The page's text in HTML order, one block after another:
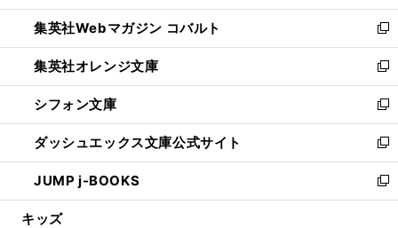
開
く
ウ
で
開
く
ン
ド
ウ
で
開
く
ウ
ィ
ン
ド
ウ
で
開
く
集英社Webマガジン コバルト
新
し
い
ウ
ィ
ン
ド
ウ
で
開
集英社オレンジ文庫
新
し
い
ウ
ィ
ン
ド
ウ
シフォン文庫
新
し
い
ウ
ィ
ン
ダッシュエックス文庫公式サイト
新
し
い
ウ
JUMP j-BOOKS
新
し
キッズ